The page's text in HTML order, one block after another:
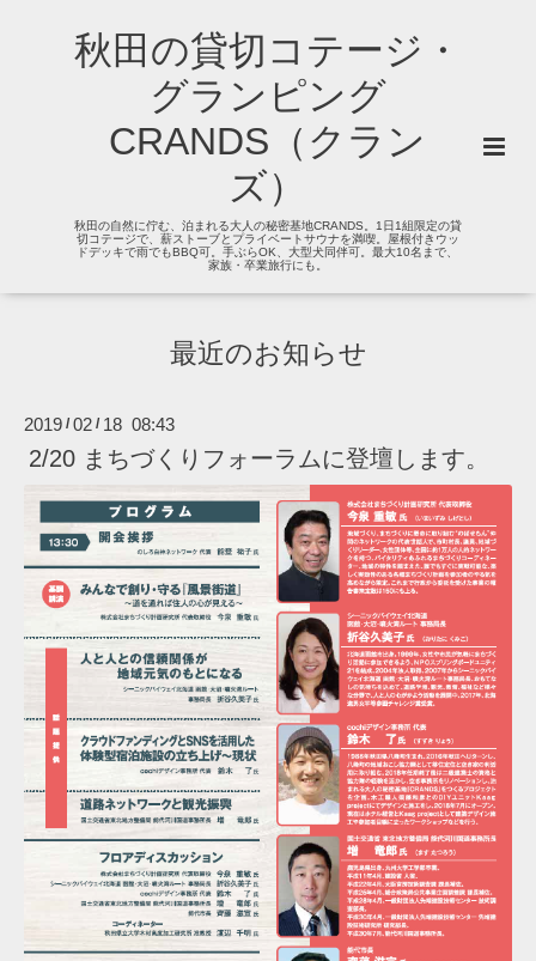
秋田の貸切コテージ・
グランピング
CRANDS（クラン
ズ）
秋田の自然に佇む、泊まれる大人の秘密基地CRANDS。1日1組限定の貸
切コテージで、薪ストーブとプライベートサウナを満喫。屋根付きウッ
ドデッキで雨でもBBQ可。手ぶらOK、大型犬同伴可。最大10名まで、
家族・卒業旅行にも。
最近のお知らせ
2019 / 02 / 18 08:43
2/20 まちづくりフォーラムに登壇します。